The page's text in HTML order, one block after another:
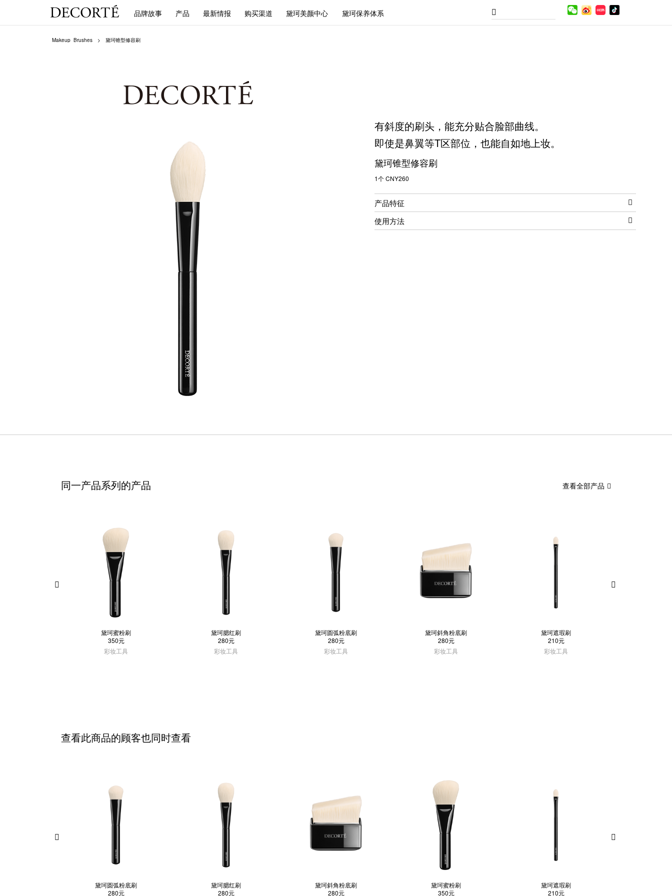
品牌故事 产品 最新情报 购买渠道 黛珂美颜中心 黛珂保养体系
Makeup_Brushes 黛珂锥型修容刷
有斜度的刷头，能充分贴合脸部曲线。
即使是鼻翼等T区部位，也能自如地上妆。
黛珂锥型修容刷
1个 CNY260
产品特征
使用方法
同一产品系列的产品
黛珂蜜粉刷
350元
彩妆工具
黛珂腮红刷
280元
彩妆工具
黛珂圆弧粉底刷
280元
彩妆工具
黛珂斜角粉底刷
280元
彩妆工具
黛珂遮瑕刷
210元
彩妆工具
查看全部产品
查看此商品的顾客也同时查看
黛珂圆弧粉底刷
280元
黛珂腮红刷
280元
黛珂斜角粉底刷
280元
黛珂蜜粉刷
350元
黛珂遮瑕刷
210元